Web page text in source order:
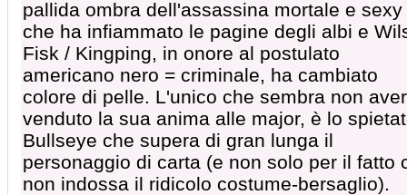
pallida ombra dell'assassina mortale e sexy
che ha infiammato le pagine degli albi e
Fisk / Kingping, in onore al postulato
americano nero = criminale, ha cambiato
colore di pelle. L'unico che sembra non aver
venduto la sua anima alle major, è lo
Bullseye che supera di gran lunga il
personaggio di carta (e non solo per il fatto
non indossa il ridicolo costume-bersaglio).